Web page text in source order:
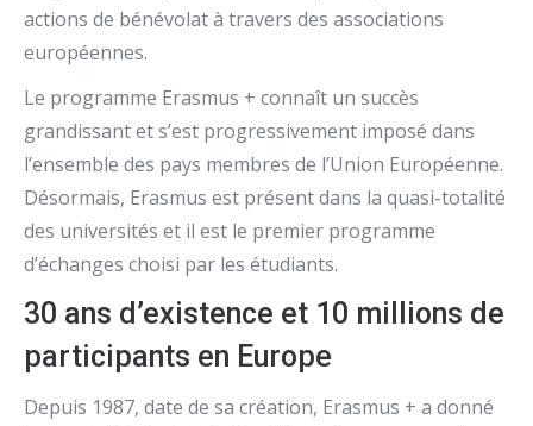
actions de bénévolat à travers des associations
européennes.
Le programme Erasmus + connaît un succès
grandissant et s’est progressivement imposé dans
l’ensemble des pays membres de l’Union Européenne.
Désormais, Erasmus est présent dans la quasi-totalité
des universités et il est le premier programme
d’échanges choisi par les étudiants.
30 ans d’existence et 10 millions de
participants en Europe
Depuis 1987, date de sa création, Erasmus + a donné